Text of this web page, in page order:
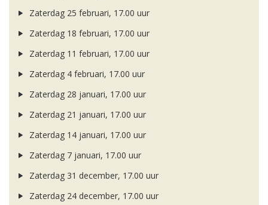
Zaterdag 25 februari, 17.00 uur
Zaterdag 18 februari, 17.00 uur
Zaterdag 11 februari, 17.00 uur
Zaterdag 4 februari, 17.00 uur
Zaterdag 28 januari, 17.00 uur
Zaterdag 21 januari, 17.00 uur
Zaterdag 14 januari, 17.00 uur
Zaterdag 7 januari, 17.00 uur
Zaterdag 31 december, 17.00 uur
Zaterdag 24 december, 17.00 uur